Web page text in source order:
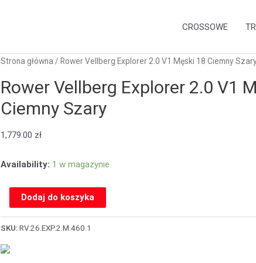
CROSSOWE
Strona główna / Rower Vellberg Explorer 2.0 V1 Męski 18 Ciemny
Rower Vellberg Explorer 2.0 V1
Ciemny Szary
1,779.00 zł
Availability: 1 w magazynie
Dodaj do koszyka
SKU:RV.26.EXP.2.M.460.1